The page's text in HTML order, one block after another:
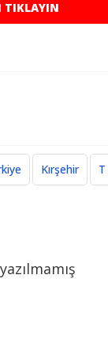
rekabet
ihtiyacını
TIKLAYIN
Kırşehir T